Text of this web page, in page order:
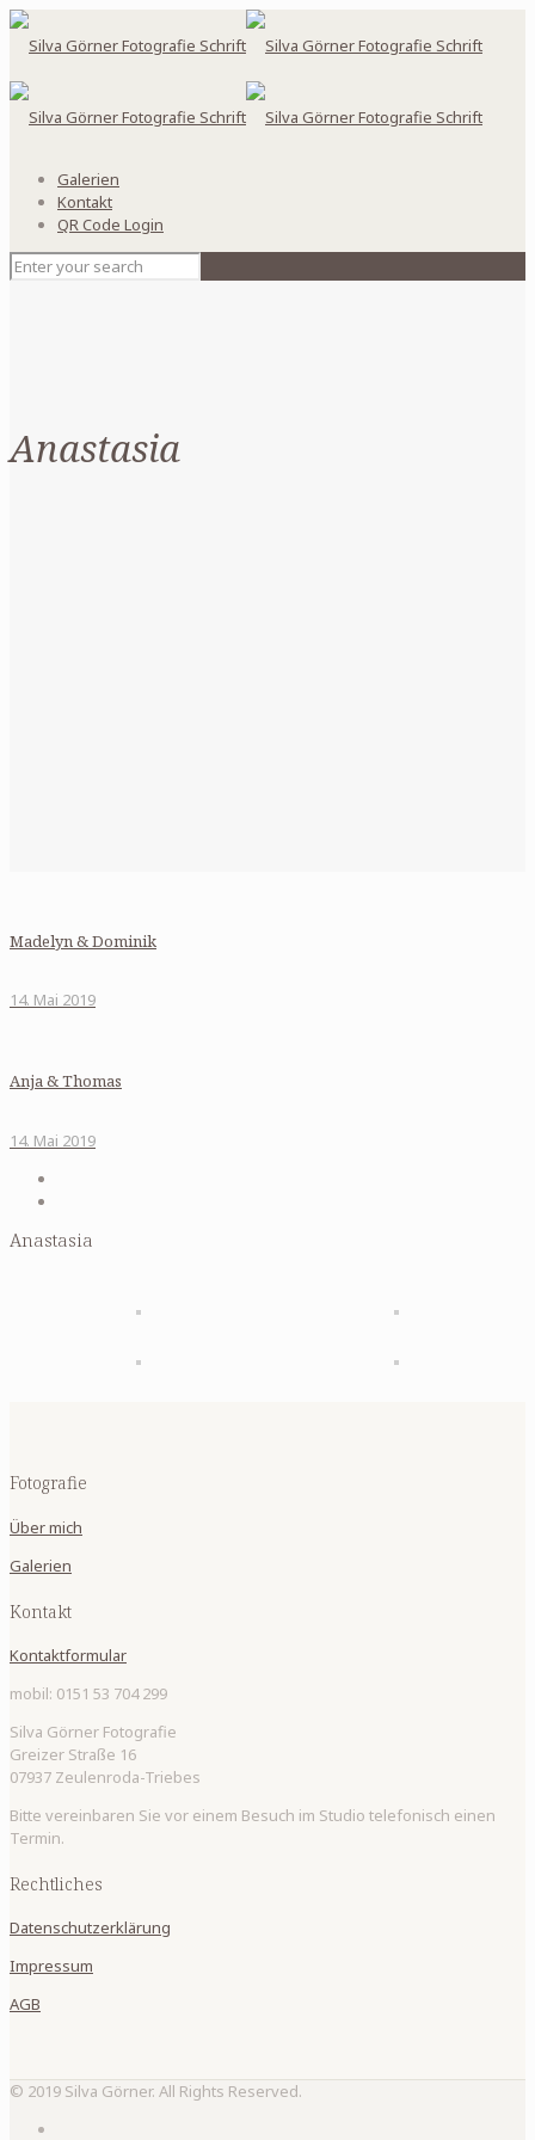
Galerien
Kontakt
QR Code Login
Anastasia
Madelyn & Dominik
14. Mai 2019
Anja & Thomas
14. Mai 2019
Anastasia
Fotografie
Über mich
Galerien
Kontakt
Kontaktformular
mobil: 0151 53 704 299
Silva Görner Fotografie
Greizer Straße 16
07937 Zeulenroda-Triebes
Bitte vereinbaren Sie vor einem Besuch im Studio telefonisch einen
Termin.
Rechtliches
Datenschutzerklärung
Impressum
AGB
© 2019 Silva Görner. All Rights Reserved.